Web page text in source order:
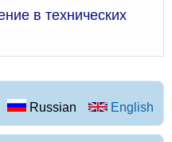
в технических
Russian English